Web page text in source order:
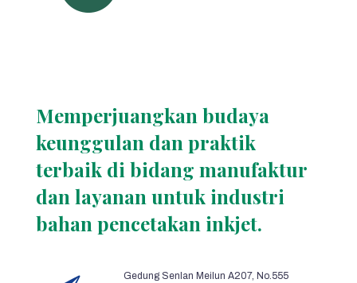
Memperjuangkan budaya
keunggulan dan praktik
terbaik di bidang manufaktur
dan layanan untuk industri
bahan pencetakan inkjet.
Gedung Senlan Meilun A207, No.555